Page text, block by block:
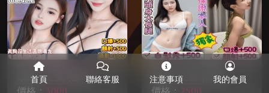
類型：定點 (越南)
價格： 3000
類型：定點 (泰國)
價格： 2500
首頁 聯絡客服 注意事項 我的會員